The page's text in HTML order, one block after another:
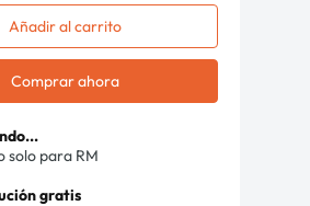
Añadir al carrito
Comprar ahora
solo para RM
gratis